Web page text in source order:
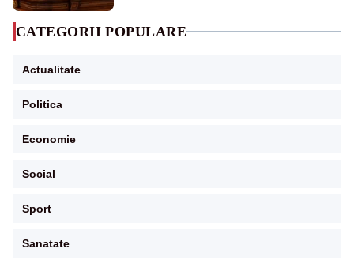
CATEGORII POPULARE
Actualitate
Politica
Economie
Social
Sport
Sanatate